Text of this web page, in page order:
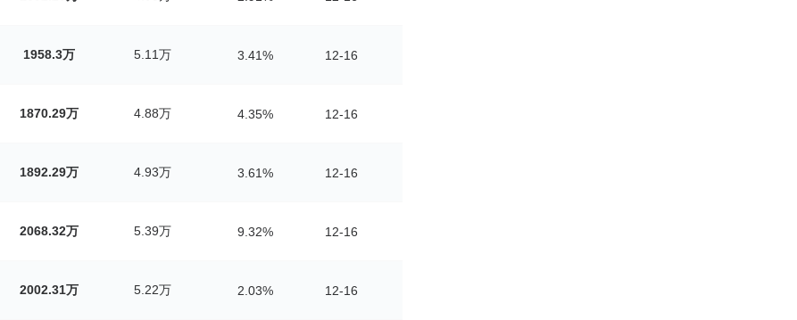
1958.3万 5.11万 3.41% 12-16
1870.29万 4.88万 4.35% 12-16
1892.29万 4.93万 3.61% 12-16
2068.32万 5.39万 9.32% 12-16
2002.31万 5.22万 2.03% 12-16